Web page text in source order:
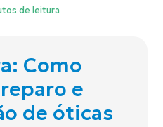
de leitura
Como
e
de óticas